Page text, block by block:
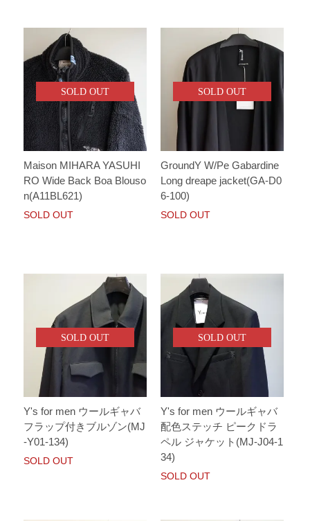
SOLD OUT
Maison MIHARA YASUHI
RO Wide Back Boa Blouso
n(A11BL621)
SOLD OUT
SOLD OUT
GroundY W/Pe Gabardine
Long dreape jacket(GA-D0
6-100)
SOLD OUT
SOLD OUT
Y's for men ウールギャバ
フラップ付きブルゾン(MJ
-Y01-134)
SOLD OUT
SOLD OUT
Y's for men ウールギャバ
配色ステッチ ピークドラ
ペル ジャケット(MJ-J04-1
34)
SOLD OUT